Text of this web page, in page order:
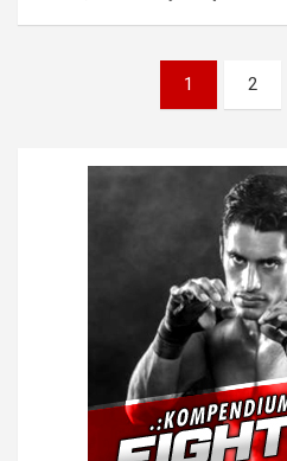
Stronicowanie
1 2